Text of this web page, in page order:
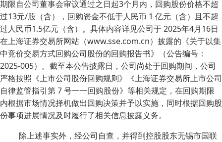
期限自公司董事会审议通过之日起3个月内，回购股份价格不超
过13元/股（含），回购资金不低于人民币 1 亿元（含）且不超
过人民币1.5亿元（含）。具体内容详见公司于 2025年4月16日
在上海证券交易所网站（www.sse.com.cn）披露的《关于以集
中竞价交易方式回购公司股份的回购报告书》（公告编号：
2025-005）。截至本公告披露日，公司尚处于回购期间，公司
严格按照《上市公司股份回购规则》《上海证券交易所上市公司
自律监管指引第 7 号一一回购股份》等相关规定，在回购期限
内根据市场情况择机做出回购决策并予以实施，同时根据回购股
份事项进展情况及时履行了相关信息披露义务。
除上述事实外，经公司自查，并得到控股股东无锡市国联